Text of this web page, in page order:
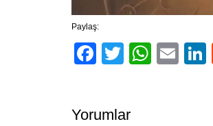
Paylaş:
Facebook
Twitter
Yorumlar